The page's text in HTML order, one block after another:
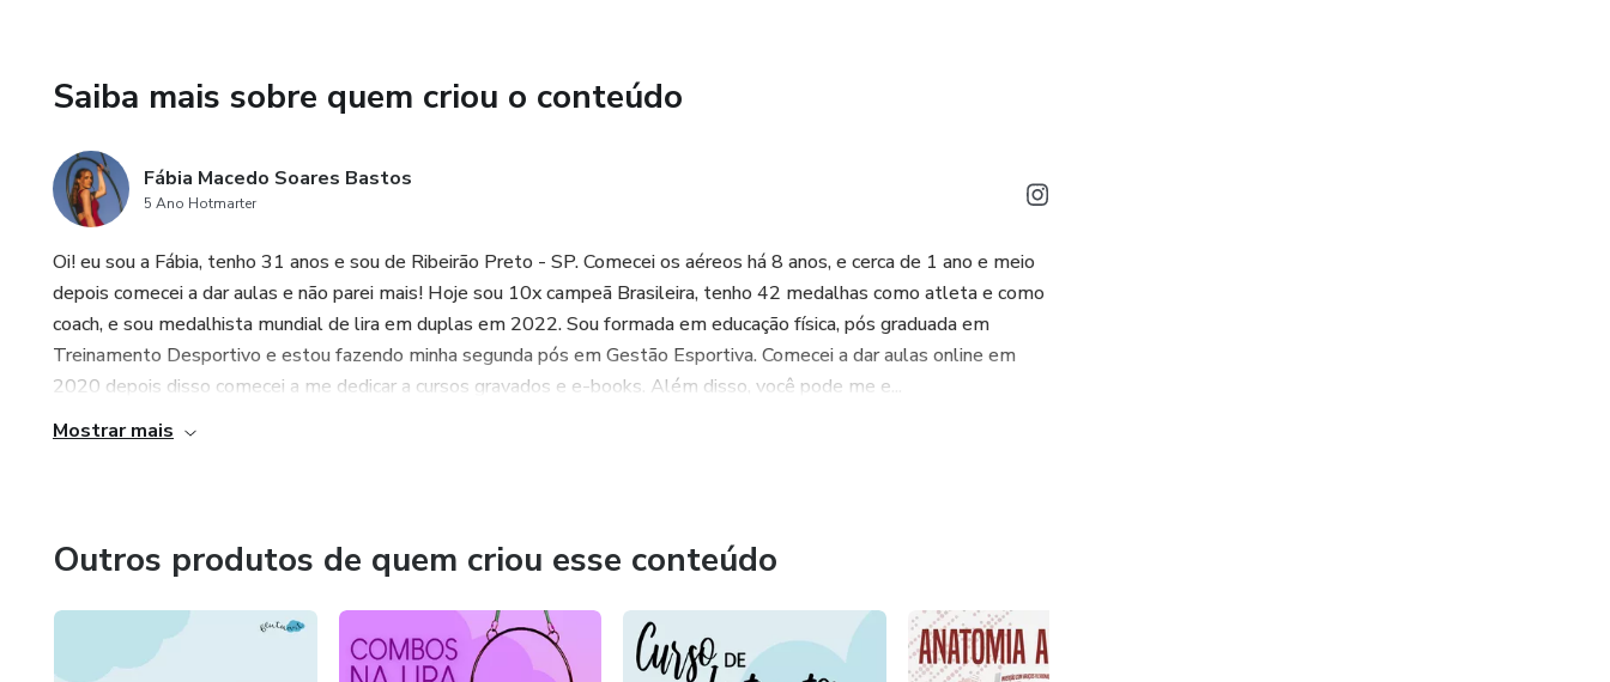
Saiba mais sobre quem criou o conteúdo
Fábia Macedo Soares Bastos
5 Ano Hotmarter
Oi! eu sou a Fábia, tenho 31 anos e sou de Ribeirão Preto - SP. Comecei os aéreos há 8 anos, e cerca de 1 ano e meio
depois comecei a dar aulas e não parei mais! Hoje sou 10x campeã Brasileira, tenho 42 medalhas como atleta e como
coach, e sou medalhista mundial de lira em duplas em 2022. Sou formada em educação física, pós graduada em
Treinamento Desportivo e estou fazendo minha segunda pós em Gestão Esportiva. Comecei a dar aulas online em
2020 depois disso comecei a me dedicar a cursos gravados e e-books. Além disso, você pode me e...
Mostrar mais
Outros produtos de quem criou esse conteúdo